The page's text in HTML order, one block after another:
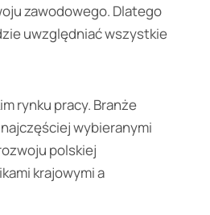
zawodowego. Dlatego
uwzględniać wszystkie
rynku pracy. Branże
wybieranymi
polskiej
krajowymi a